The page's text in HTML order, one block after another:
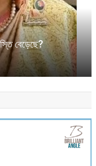
বেড়েছে?